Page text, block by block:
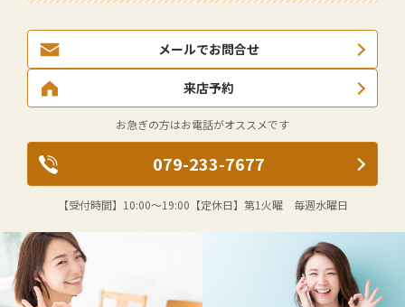
メールでお問合せ
来店予約
お急ぎの方はお電話がオススメです
079-233-7677
【受付時間】 10:00～19:00 【定休日】 第1火曜 毎週水曜日